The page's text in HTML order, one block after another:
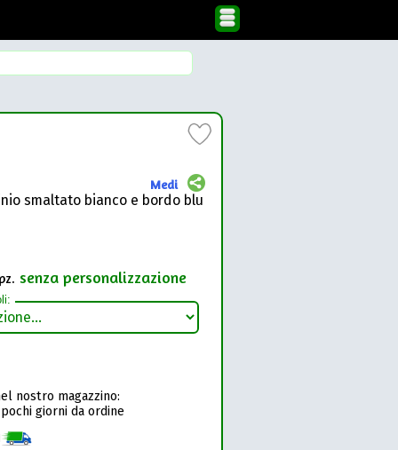
Medi
smaltato bianco e bordo blu
senza personalizzazione
nostro magazzino:
giorni da ordine